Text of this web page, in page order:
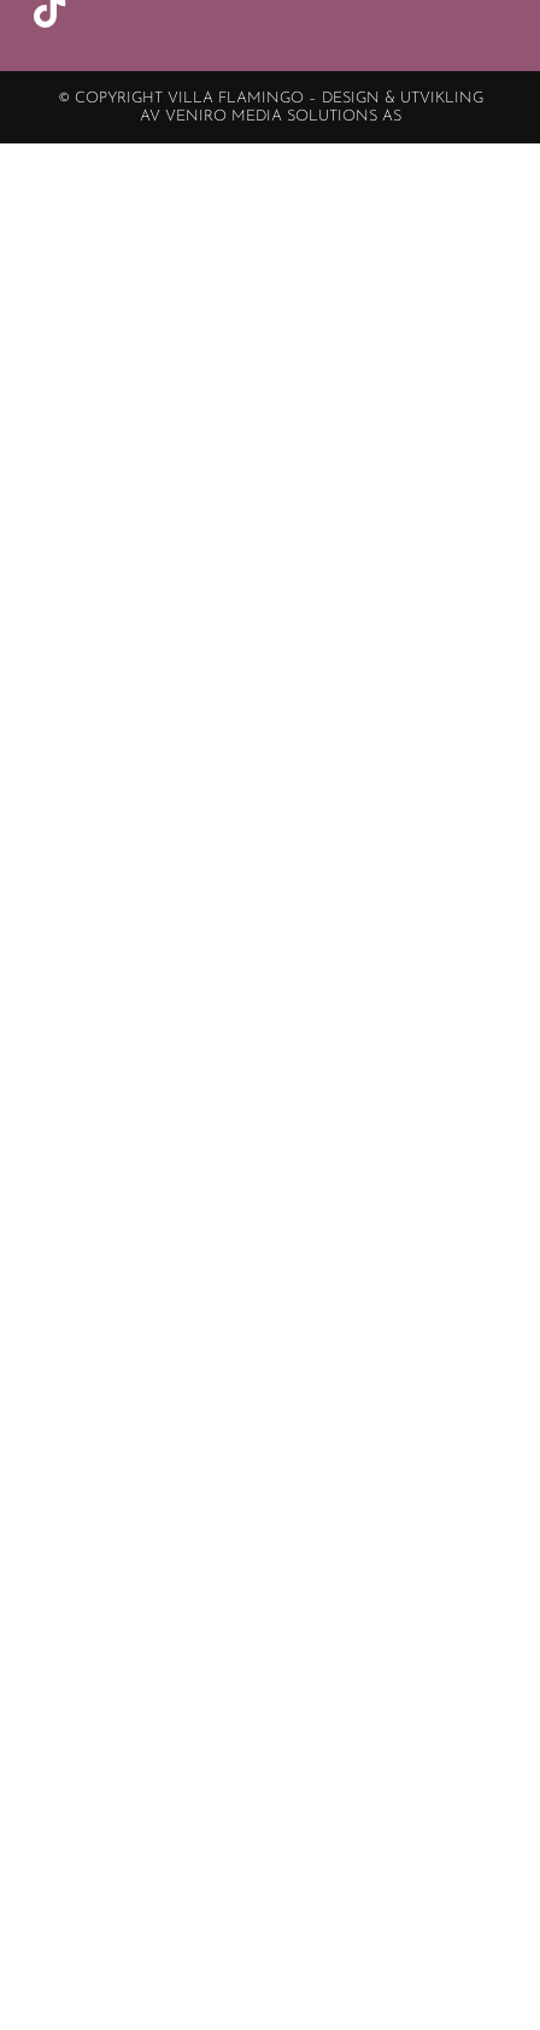
© COPYRIGHT VILLA FLAMINGO – DESIGN & UTVIKLING
AV VENIRO MEDIA SOLUTIONS AS